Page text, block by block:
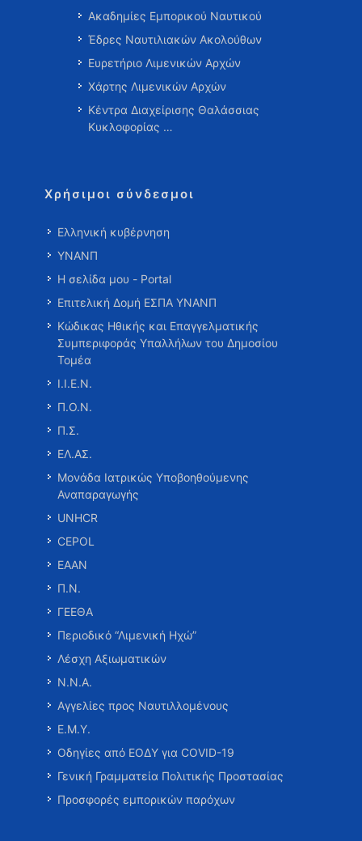
Ακαδημίες Εμπορικού Ναυτικού
Έδρες Ναυτιλιακών Ακολούθων
Ευρετήριο Λιμενικών Αρχών
Χάρτης Λιμενικών Αρχών
Κέντρα Διαχείρισης Θαλάσσιας
Κυκλοφορίας …
Χρήσιμοι σύνδεσμοι
Ελληνική κυβέρνηση
ΥΝΑΝΠ
Η σελίδα μου - Portal
Επιτελική Δομή ΕΣΠΑ ΥΝΑΝΠ
Κώδικας Ηθικής και Επαγγελματικής
Συμπεριφοράς Υπαλλήλων του Δημοσίου
Τομέα
Ι.Ι.Ε.Ν.
Π.Ο.Ν.
Π.Σ.
ΕΛ.ΑΣ.
Μονάδα Ιατρικώς Υποβοηθούμενης
Αναπαραγωγής
UNHCR
CEPOL
ΕΑΑΝ
Π.Ν.
ΓΕΕΘΑ
Περιοδικό “Λιμενική Ηχώ”
Λέσχη Αξιωματικών
Ν.Ν.Α.
Αγγελίες προς Ναυτιλλομένους
Ε.Μ.Υ.
Οδηγίες από ΕΟΔΥ για COVID-19
Γενική Γραμματεία Πολιτικής Προστασίας
Προσφορές εμπορικών παρόχων